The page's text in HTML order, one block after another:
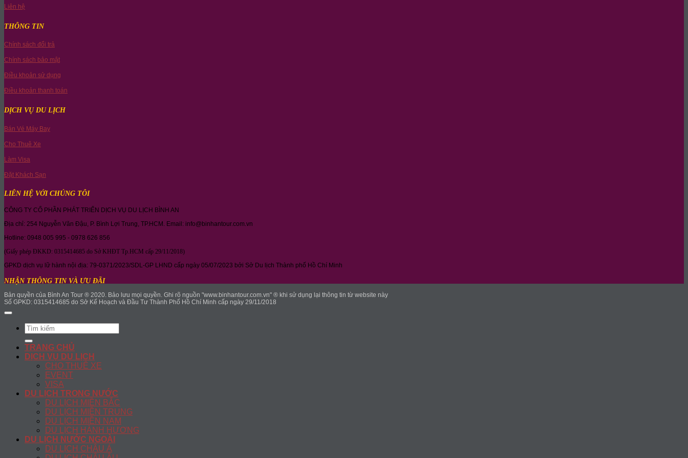
Liên hệ
THÔNG TIN
Chính sách đổi trả
Chính sách bảo mật
Điều khoản sử dụng
Điều khoản thanh toán
DỊCH VỤ DU LỊCH
Bán Vé Máy Bay
Cho Thuê Xe
Làm Visa
Đặt Khách Sạn
LIÊN HỆ VỚI CHÚNG TÔI
CÔNG TY CỔ PHẦN PHÁT TRIỂN DỊCH VỤ DU LỊCH BÌNH AN
Địa chỉ: 254 Nguyễn Văn Đậu, P. Bình Lợi Trung, TP.HCM. Email: info@binhantour.com.vn
Hotline: 0948 005 995 - 0978 626 856
(Giấy phép ĐKKD: 0315414685 do Sở KHĐT Tp.HCM cấp 29/11/2018)
GPKD dịch vụ lữ hành nội địa: 79-0371/2023/SDL-GP LHND cấp ngày 05/07/2023 bởi Sở Du lịch Thành phố Hồ Chí Minh
NHẬN THÔNG TIN VÀ ƯU ĐÃI
Bản quyền của Bình An Tour ® 2020. Bảo lưu mọi quyền. Ghi rõ nguồn "www.binhantour.com.vn" ® khi sử dụng lại thông tin từ website này
Số GPKD: 0315414685 do Sở Kế Hoạch và Đầu Tư Thành Phố Hồ Chí Minh cấp ngày 29/11/2018
Search
for:
TRANG CHỦ
DỊCH VỤ DU LỊCH
CHO THUÊ XE
EVENT
VISA
DU LỊCH TRONG NƯỚC
DU LỊCH MIỀN BẮC
DU LỊCH MIỀN TRUNG
DU LỊCH MIỀN NAM
DU LỊCH HÀNH HƯƠNG
DU LỊCH NƯỚC NGOÀI
DU LỊCH CHÂU Á